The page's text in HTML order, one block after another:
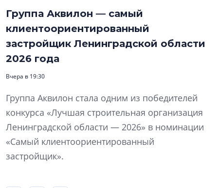
Группа Аквилон — самый
клиентоориентированный
застройщик Ленинградской области
2026 года
Вчера в 19:30
Группа Аквилон стала одним из победителей
конкурса «Лучшая строительная организация
Ленинградской области — 2026» в номинации
«Самый клиентоориентированный
застройщик».